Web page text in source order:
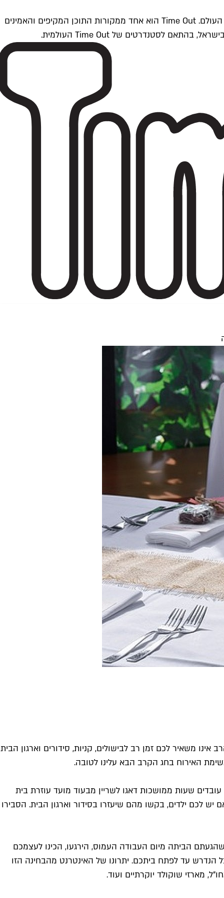
Time Outתל אביב הוא חלק מרשת Time Out Global — רשת מדיה בינלאומית הפועלת ב-360 ערים מרכזיות וב-60 מדינות ברחבי העולם. Time Out הוא אחד ממקורות התוכן המקיפים והאמינים
משאיר לכם זמן רב לבישולים, קניות, סידורים וארגון הבית
האירוח בחג הקרב הבא עלינו לטובה.
שעות ממושכות דאגו לשריין מבעוד מועד עוזרת בית
לכם ילדים, בקשו מהם שיעזרו בסידור וארגון הבית. הסבירו
הביתה מיום העבודה העמוס, הירגעו, הכינו לעצמכם
עד לפתח ביתכם. יתרונו של האינטרנט מהבחינה הזו
מארזי שוקולד יוקרתיים ועוד.